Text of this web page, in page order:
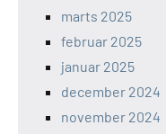
marts 2025
februar 2025
januar 2025
december 2024
november 2024